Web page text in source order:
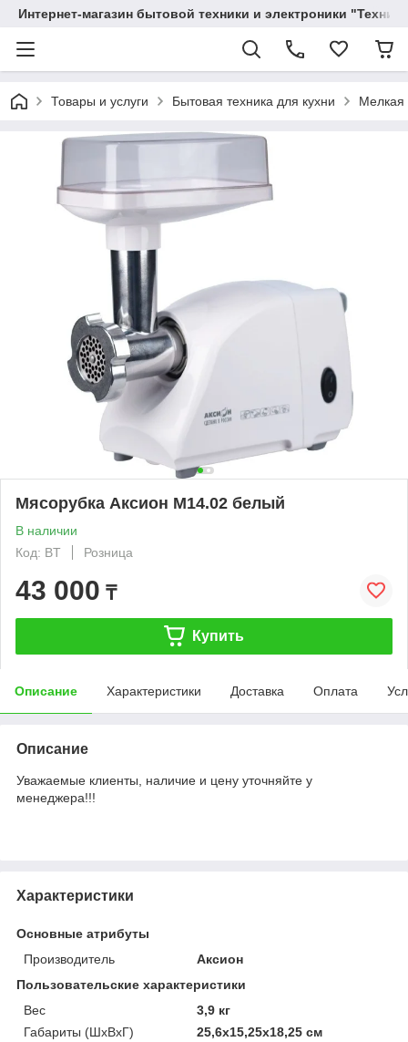
Интернет-магазин бытовой техники и электроники
Товары и услуги Бытовая техника для кухни Мелкая
Мясорубка Аксион М14.02 белый
В наличии
Код: BT
Розница
43 000 ₸
Купить
Описание Характеристики Доставка Оплата
Описание
Уважаемые клиенты, наличие и цену уточняйте у
менеджера!!!
Характеристики
Основные атрибуты
Производитель
Аксион
Пользовательские характеристики
Вес
3,9 кг
Габариты (ШxВxГ)
25,6х15,25х18,25 см